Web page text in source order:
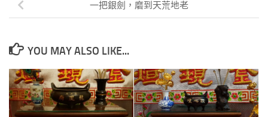
一把銀劍，磨到天荒地老
YOU MAY ALSO LIKE...